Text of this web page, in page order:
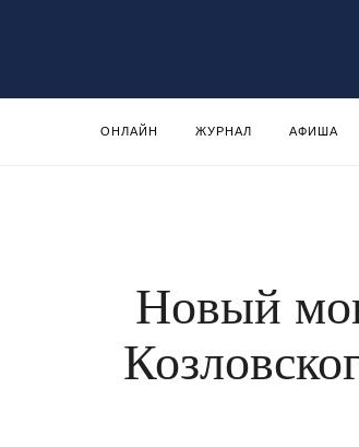
ОНЛАЙН ЖУРНАЛ АФИША
Новый